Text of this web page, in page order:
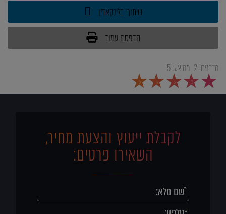
שיתוף בלינקאדין
הדפסת עמוד
מדרגים: 2 ממוצע:5
1
2
3
4
5
לקבלת ייעוץ והצעת מחיר,
השאירו פרטים: